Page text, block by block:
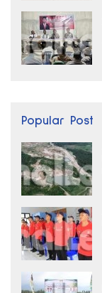
Popular Post